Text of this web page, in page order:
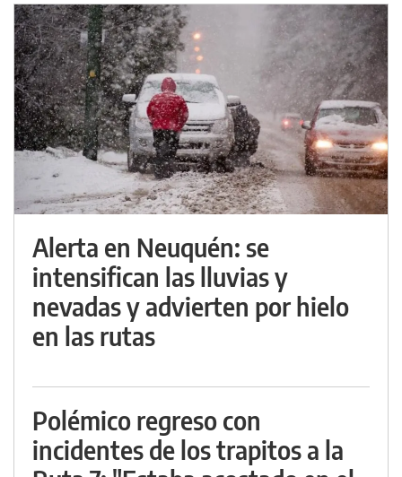
Alerta en Neuquén: se
intensifican las lluvias y
nevadas y advierten por hielo
en las rutas
Polémico regreso con
incidentes de los trapitos a la